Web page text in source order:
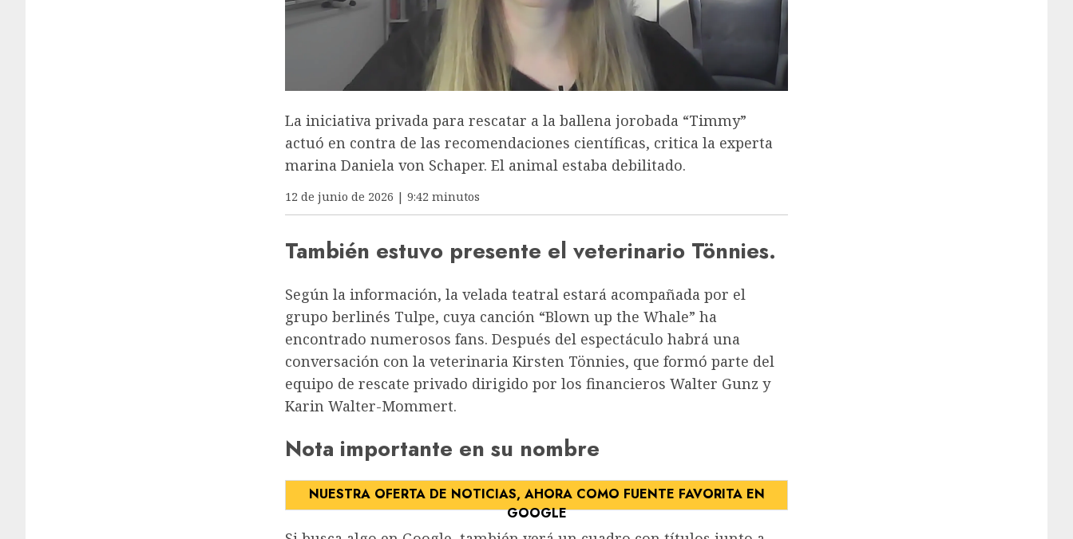
La iniciativa privada para rescatar a la ballena jorobada “Timmy”
actuó en contra de las recomendaciones científicas, critica la experta
marina Daniela von Schaper. El animal estaba debilitado.
12 de junio de 2026 | 9:42 minutos
También estuvo presente el veterinario Tönnies.
Según la información, la velada teatral estará acompañada por el
grupo berlinés Tulpe, cuya canción “Blown up the Whale” ha
encontrado numerosos fans. Después del espectáculo habrá una
conversación con la veterinaria Kirsten Tönnies, que formó parte del
equipo de rescate privado dirigido por los financieros Walter Gunz y
Karin Walter-Mommert.
Nota importante en su nombre
NUESTRA OFERTA DE NOTICIAS, AHORA COMO FUENTE FAVORITA EN
GOOGLE